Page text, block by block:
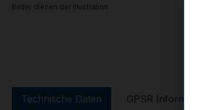
Bilder dienen der Illustration
Technische Daten GPSR Information